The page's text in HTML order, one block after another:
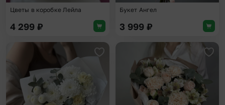
Цветы в коробке Лейла
4 299 ₽
Букет Ангел
3 999 ₽
Добавить в избранное